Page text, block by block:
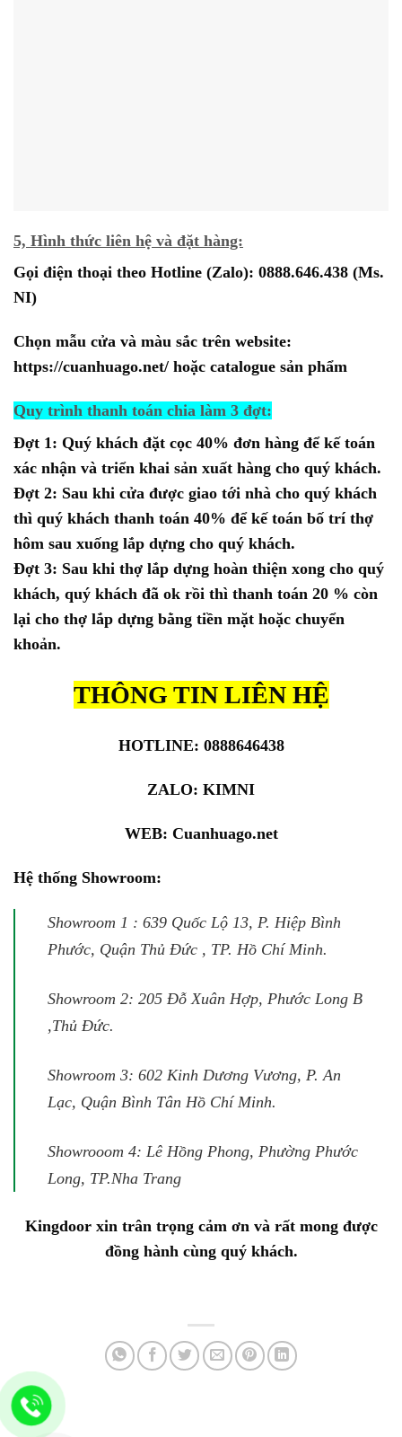
5, Hình thức liên hệ và đặt hàng:
Gọi điện thoại theo Hotline (Zalo): 0888.646.438 (Ms.
NI)
Chọn mẫu cửa và màu sắc trên website:
https://cuanhuago.net/ hoặc catalogue sản phẩm
Quy trình thanh toán chia làm 3 đợt:
Đợt 1: Quý khách đặt cọc 40% đơn hàng để kế toán
xác nhận và triển khai sản xuất hàng cho quý khách.
Đợt 2: Sau khi cửa được giao tới nhà cho quý khách
thì quý khách thanh toán 40% để kế toán bố trí thợ
hôm sau xuống lắp dựng cho quý khách.
Đợt 3: Sau khi thợ lắp dựng hoàn thiện xong cho quý
khách, quý khách đã ok rồi thì thanh toán 20 % còn
lại cho thợ lắp dựng bằng tiền mặt hoặc chuyển
khoản.
THÔNG TIN LIÊN HỆ
HOTLINE: 0888646438
ZALO: KIMNI
WEB: Cuanhuago.net
Hệ thống Showroom:
Showroom 1 : 639 Quốc Lộ 13, P. Hiệp Bình
Phước, Quận Thủ Đức , TP. Hồ Chí Minh.
Showroom 2: 205 Đỗ Xuân Hợp, Phước Long B
,Thủ Đức.
Showroom 3: 602 Kinh Dương Vương, P. An
Lạc, Quận Bình Tân Hồ Chí Minh.
Showrooom 4: Lê Hồng Phong, Phường Phước
Long, TP.Nha Trang
Kingdoor xin trân trọng cảm ơn và rất mong được
đồng hành cùng quý khách.